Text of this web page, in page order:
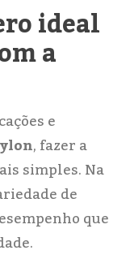
ideal
a
e
, fazer a
simples. Na
de
que